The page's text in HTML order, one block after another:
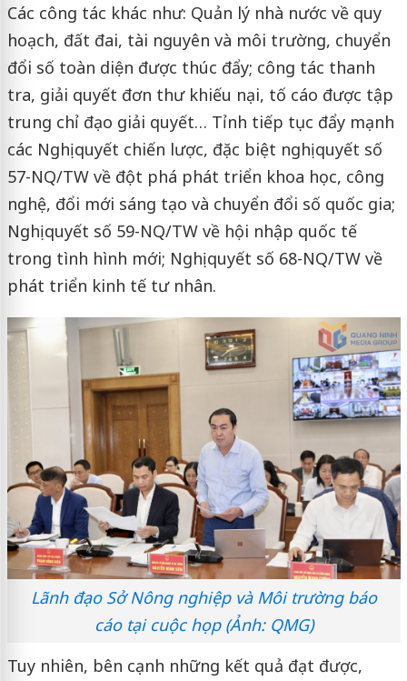
Các công tác khác như: Quản lý nhà nước về quy
hoạch, đất đai, tài nguyên và môi trường, chuyển
đổi số toàn diện được thúc đẩy; công tác thanh
tra, giải quyết đơn thư khiếu nại, tố cáo được tập
trung chỉ đạo giải quyết… Tỉnh tiếp tục đẩy mạnh
các Nghị quyết chiến lược, đặc biệt nghị quyết số
57-NQ/TW về đột phá phát triển khoa học, công
nghệ, đổi mới sáng tạo và chuyển đổi số quốc gia;
Nghị quyết số 59-NQ/TW về hội nhập quốc tế
trong tình hình mới; Nghị quyết số 68-NQ/TW về
phát triển kinh tế tư nhân.
Lãnh đạo Sở Nông nghiệp và Môi trường báo
cáo tại cuộc họp (Ảnh: QMG)
Tuy nhiên, bên cạnh những kết quả đạt được,